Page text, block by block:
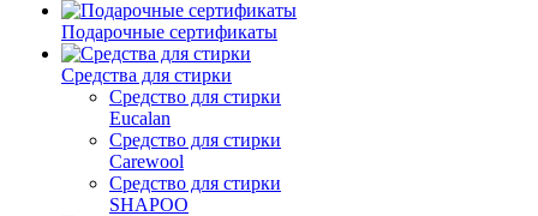
Подарочные сертификаты
Средства для стирки
Средство для стирки
Eucalan
Средство для стирки
Carewool
Средство для стирки
SHAPOO